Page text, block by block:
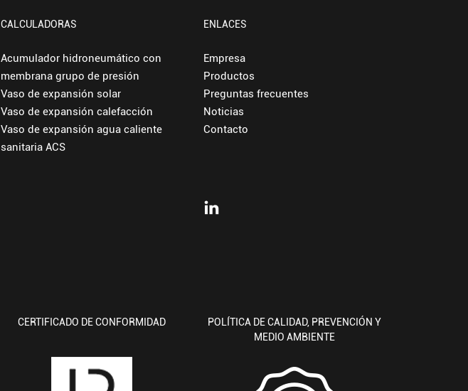
CALCULADORAS
Acumulador hidroneumático con
membrana grupo de presión
Vaso de expansión solar
Vaso de expansión calefacción
Vaso de expansión agua caliente
sanitaria ACS
ENLACES
Empresa
Productos
Preguntas frecuentes
Noticias
Contacto
CERTIFICADO DE CONFORMIDAD
POLÍTICA DE CALIDAD, PREVENCIÓN Y
MEDIO AMBIENTE